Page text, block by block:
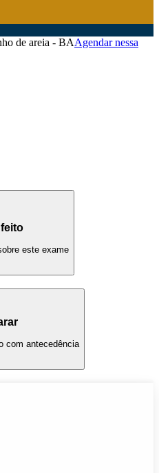
de areia - BAAgendar nessa
este exame
com antecedência